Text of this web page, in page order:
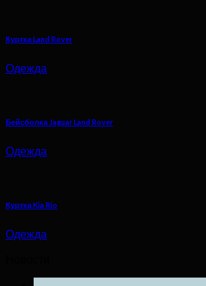
Куртка Land Rover
Одежда
Бейсболка Jaguar Land Rover
Одежда
Куртка Kia Rio
Одежда